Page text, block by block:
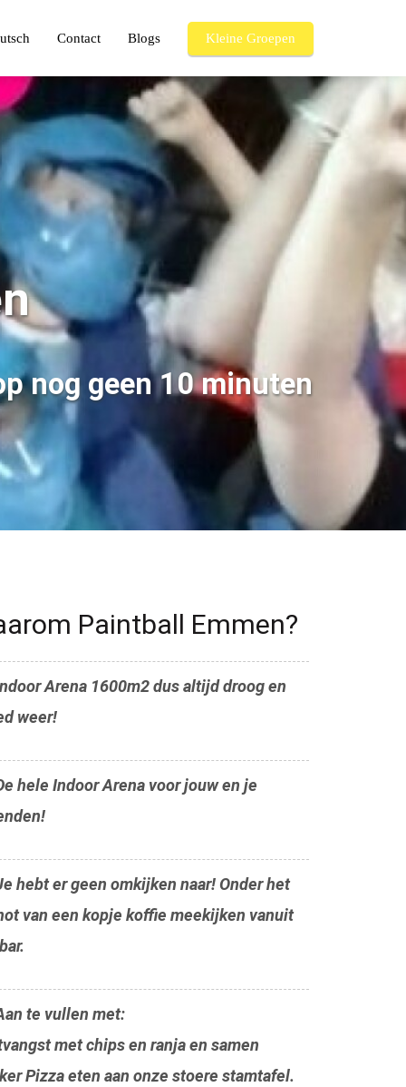
Contact Blogs Kleine Groepen
nog geen 10 minuten
Paintball Emmen?
Arena 1600m2 dus altijd droog en
weer!
hele Indoor Arena voor jouw en je
hebt er geen omkijken naar! Onder het
van een kopje koffie meekijken vanuit
te vullen met:
met chips en ranja en samen
Pizza eten aan onze stoere stamtafel.